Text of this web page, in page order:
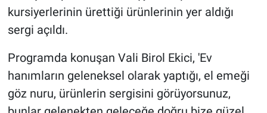
kursiyerlerinin ürettiği ürünlerinin yer aldığı
sergi açıldı.
Programda konuşan Vali Birol Ekici, 'Ev
hanımların geleneksel olarak yaptığı, el emeği
göz nuru, ürünlerin sergisini görüyorsunuz,